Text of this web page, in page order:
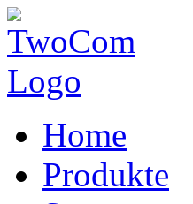
Home
Produkte